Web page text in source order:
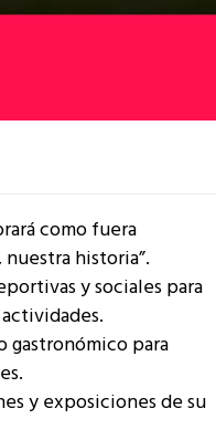
como fuera
historia”.
y sociales para
gastronómico para
y exposiciones de su